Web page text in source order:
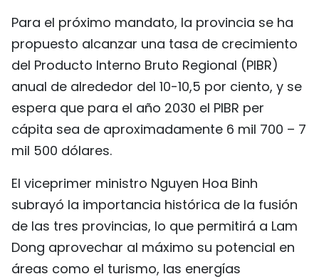
Para el próximo mandato, la provincia se ha
propuesto alcanzar una tasa de crecimiento
del Producto Interno Bruto Regional (PIBR)
anual de alrededor del 10-10,5 por ciento, y se
espera que para el año 2030 el PIBR per
cápita sea de aproximadamente 6 mil 700 – 7
mil 500 dólares.
El viceprimer ministro Nguyen Hoa Binh
subrayó la importancia histórica de la fusión
de las tres provincias, lo que permitirá a Lam
Dong aprovechar al máximo su potencial en
áreas como el turismo, las energías